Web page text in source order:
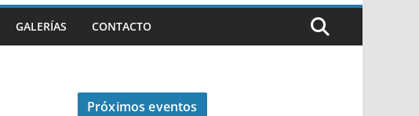
GALERÍAS CONTACTO
Próximos eventos